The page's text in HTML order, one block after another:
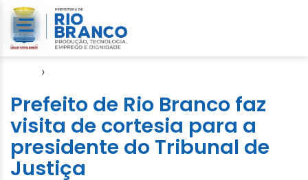
›
Prefeito de Rio Branco faz
visita de cortesia para a
presidente do Tribunal de
Justiça